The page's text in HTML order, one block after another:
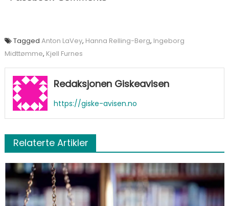
Tagged Anton LaVey, Hanna Relling-Berg, Ingeborg
Midttømme, Kjell Furnes
Redaksjonen Giskeavisen
https://giske-avisen.no
Relaterte Artikler